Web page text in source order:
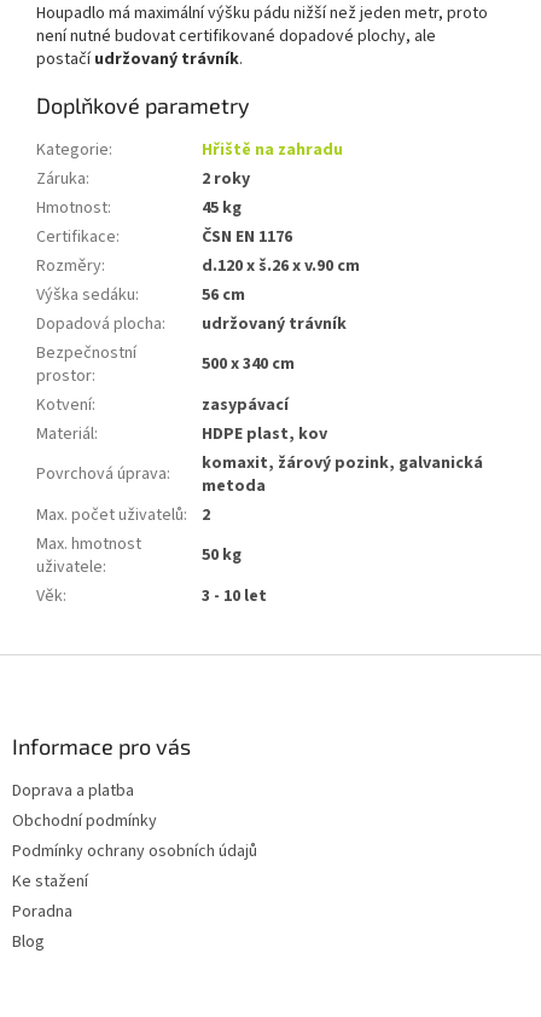
Houpadlo má maximální výšku pádu nižší než jeden metr, proto
není nutné budovat certifikované dopadové plochy, ale
postačíudržovaný trávník.
Doplňkové parametry
Kategorie:
Hřiště na zahradu
Záruka:
2 roky
Hmotnost:
45 kg
Certifikace:
ČSN EN 1176
Rozměry:
d.120 x š.26 x v.90 cm
Výška sedáku:
56 cm
Dopadová plocha:
udržovaný trávník
Bezpečnostní
prostor:
500 x 340 cm
Kotvení:
zasypávací
Materiál:
HDPE plast, kov
Povrchová úprava:
komaxit, žárový pozink, galvanická
metoda
Max. počet uživatelů:
2
Max. hmotnost
uživatele:
50 kg
Věk: 3 - 10 let
Informace pro vás
Doprava a platba
Obchodní podmínky
Podmínky ochrany osobních údajů
Ke stažení
Poradna
Blog